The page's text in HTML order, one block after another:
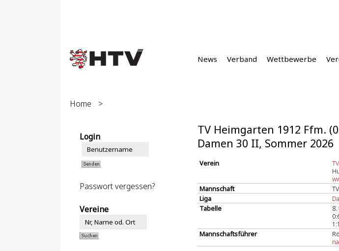
News Verband Wettbewerbe
Home >
Login
Passwort vergessen?
Vereine
TV Heimgarten 1912 Ffm.
Damen 30 II, Sommer 2026
Verein
Mannschaft
Liga
Tabelle
8.
Mannschaftsführer